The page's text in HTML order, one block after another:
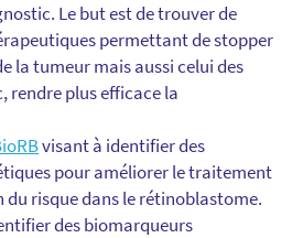
Le but est de trouver de
permettant de stopper
la tumeur mais aussi celui des
rendre plus efficace la
visant à identifier des
pour améliorer le traitement
risque dans le rétinoblastome.
des biomarqueurs